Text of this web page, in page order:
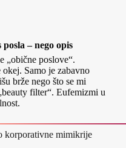
– nego opis
„obične poslove“.
Samo je zabavno
brže nego što se mi
filter“. Eufemizmi u
korporativne mimikrije